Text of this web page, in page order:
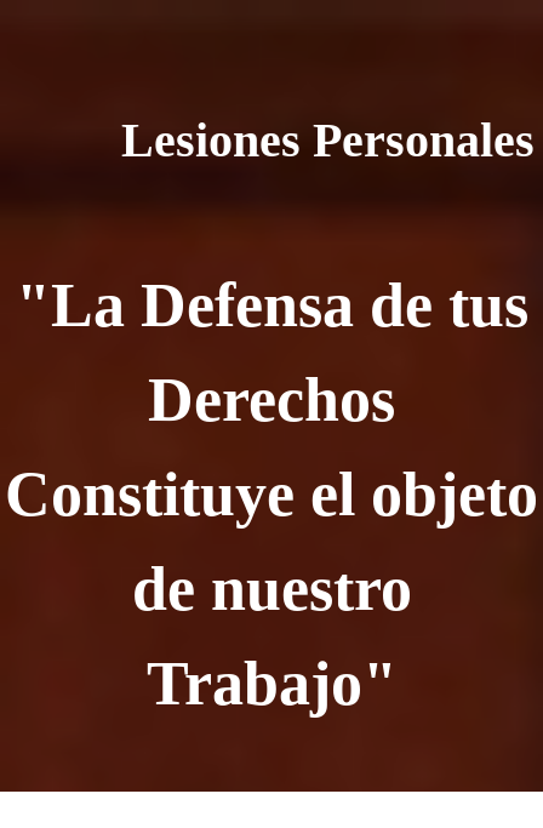
Lesiones Personales
"La Defensa de tus
Derechos
Constituye el objeto
de nuestro
Trabajo"